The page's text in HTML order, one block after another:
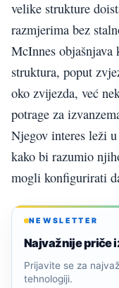
velike strukture
razmjerima bez
McInnes
struktura, poput
oko zvijezda, već
potrage za
Njegov interes leži
kako bi razumio
mogli konfigurirati
NEWSLETTER
Najvažnije priče
Prijavite se za
tehnologiji.